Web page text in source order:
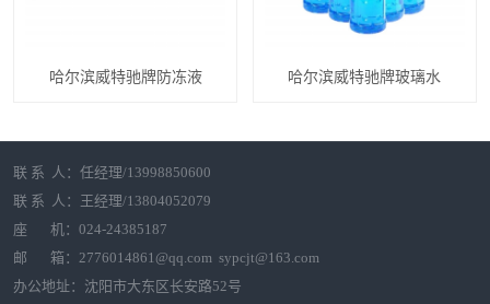
哈尔滨威特驰牌防冻液 哈尔滨威特驰牌玻璃水
联 系 人：任经理/13998850600
联 系 人：王经理/13804052079
座 机：024-24385187
邮 箱：2776014861@qq.com sypcjt@163.com
办公地址：沈阳市大东区长安路52号